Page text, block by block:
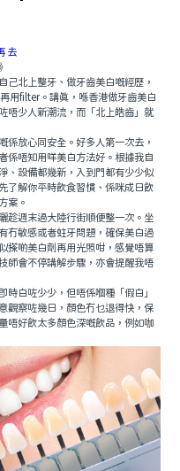
去
北上整牙、做牙齒美白嘅經歷，
用filter。講真，喺香港做牙齒美白
唔少人新潮流，而「北上皓齒」就
放心同安全。好多人第一次去，
係唔知用咩美白方法好。根據我自
、設備都幾新，入到門都有少少似
了解你平時飲食習慣、係咪成日飲
案。
週末過大陸行街順便整一次。坐
冇敏感或者蛀牙問題，確保美白過
搽啲美白劑再用光照咁，感覺唔算
師會不停講解步驟，亦會提醒我唔
白咗少少，但唔係嗰種「假白」
觀察咗幾日，顏色冇乜退得快，保
唔好飲太多顏色深嘅飲品，例如咖